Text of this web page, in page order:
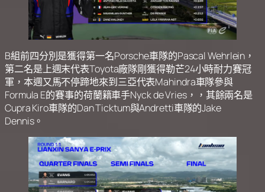
B組前四分別是獲得第一名Porsche車隊的Pascal Wehrlein，
第二名是上週末代表Toyota廠隊剛獲得勒芒24小時耐力賽冠
軍，本週又馬不停蹄地來到三亞代表Mahindra車隊參與
Formula E的賽事的荷蘭籍車手Nyck de Vries，，其餘兩名是
Cupra Kiro車隊的Dan Ticktum與Andretti車隊的Jake
Dennis。